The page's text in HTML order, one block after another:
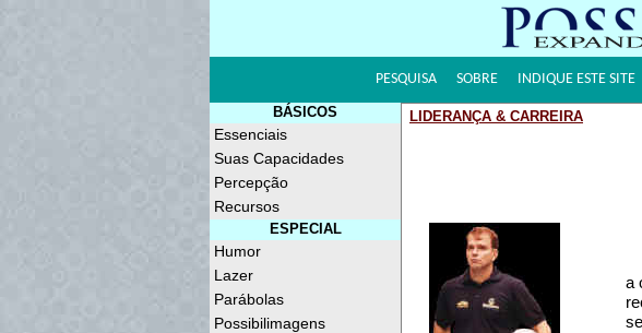
PESQUISA SOBRE INDIQUE ESTE SITE
BÁSICOS
Essenciais
Suas Capacidades
Percepção
Recursos
ESPECIAL
Humor
Lazer
Parábolas
Possibilimagens
LIDERANÇA & CARREIRA
a